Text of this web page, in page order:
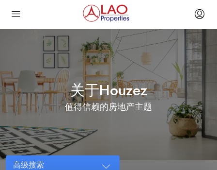
关于Houzez
值得信赖的房地产主题
高级搜索